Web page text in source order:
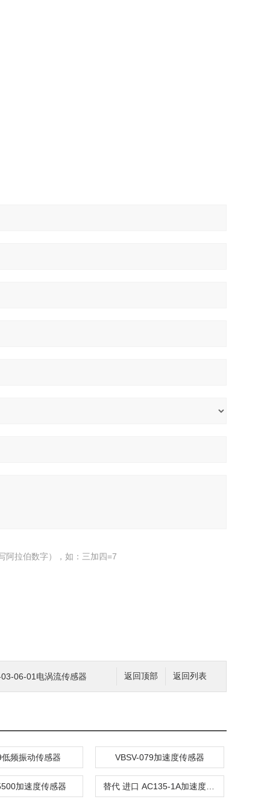
阿拉伯数字），如：三加四=7
返回列表
返回顶部
06-01电涡流传感器
频振动传感器 VBSV-079加速度传感器
加速度传感器